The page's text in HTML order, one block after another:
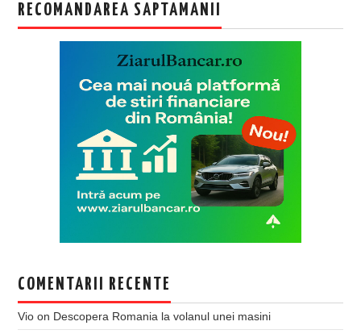
RECOMANDAREA SAPTAMANII
COMENTARII RECENTE
Vio on Descopera Romania la volanul unei masini